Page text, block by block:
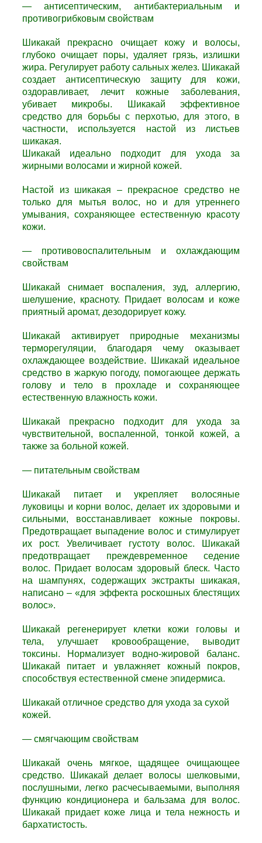
— антисептическим, антибактериальным и
противогрибковым свойствам
Шикакай прекрасно очищает кожу и волосы,
глубоко очищает поры, удаляет грязь, излишки
жира. Регулирует работу сальных желез. Шикакай
создает антисептическую защиту для кожи,
оздоравливает, лечит кожные заболевания,
убивает микробы.
Шикакай эффективное
средство для борьбы с перхотью, для этого, в
частности, используется настой из листьев
шикакая.
Шикакай идеально подходит для ухода за
жирными волосами и жирной кожей.
Настой из шикакая – прекрасное средство не
только для мытья волос, но и для утреннего
умывания, сохраняющее естественную красоту
кожи.
— противовоспалительным и охлаждающим
свойствам
Шикакай снимает воспаления, зуд, аллергию,
шелушение, красноту. Придает волосам и коже
приятный аромат, дезодорирует кожу.
Шикакай активирует природные механизмы
терморегуляции, благодаря чему оказывает
охлаждающее воздействие.
Шикакай идеальное
средство в жаркую погоду, помогающее держать
голову и тело в прохладе и сохраняющее
естественную влажность кожи.
Шикакай прекрасно подходит для ухода за
чувствительной, воспаленной, тонкой кожей, а
также за больной кожей.
— питательным свойствам
Шикакай питает и укрепляет волосяные
луковицы и корни волос, делает их здоровыми и
сильными, восстанавливает кожные покровы.
Предотвращает выпадение волос и стимулирует
их рост. Увеличивает густоту волос.
Шикакай
предотвращает преждевременное седение
волос. Придает волосам здоровый блеск. Часто
на шампунях, содержащих экстракты шикакая,
написано – «для эффекта роскошных блестящих
волос».
Шикакай регенерирует клетки кожи головы и
тела, улучшает кровообращение, выводит
токсины. Нормализует водно-жировой баланс.
Шикакай питает и увлажняет кожный покров,
способствуя естественной смене эпидермиса.
Шикакай отличное средство для ухода за сухой
кожей.
— смягчающим свойствам
Шикакай очень мягкое, щадящее очищающее
средство.
Шикакай делает волосы шелковыми,
послушными, легко расчесываемыми, выполняя
функцию кондиционера и бальзама для волос.
Шикакай придает коже лица и тела нежность и
бархатистость.